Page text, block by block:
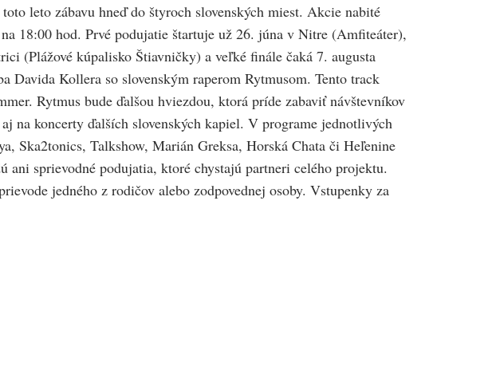
leto zábavu hneď do štyroch slovenských miest. Akcie nabité
18:00 hod. Prvé podujatie štartuje už 26. júna v Nitre (Amfiteáter),
(Plážové kúpalisko Štiavničky) a veľké finále čaká 7. augusta
Davida Kollera so slovenským raperom Rytmusom. Tento track
Rytmus bude ďalšou hviezdou, ktorá príde zabaviť návštevníkov
na koncerty ďalších slovenských kapiel. V programe jednotlivých
Ska2tonics, Talkshow, Marián Greksa, Horská Chata či Heľenine
sprievodné podujatia, ktoré chystajú partneri celého projektu.
jedného z rodičov alebo zodpovednej osoby. Vstupenky za